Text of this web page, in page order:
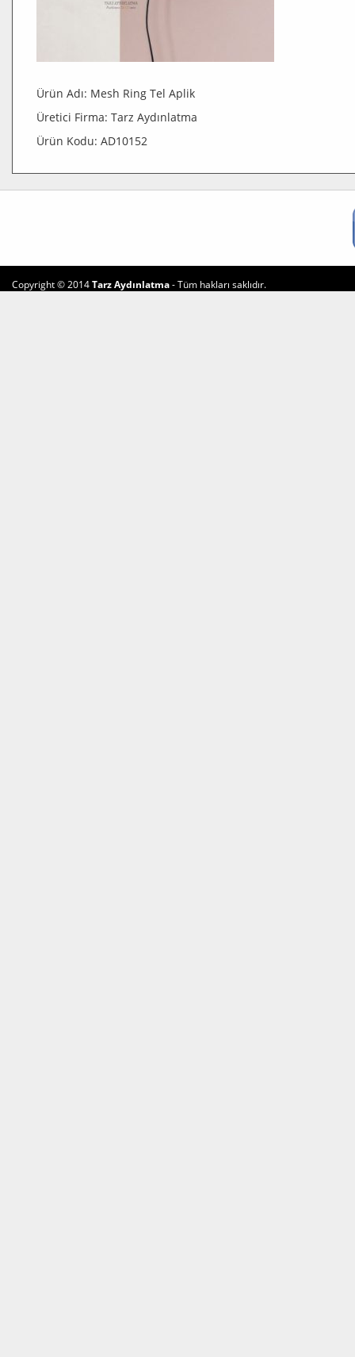
Ürün Adı: Mesh Ring Tel Aplik
Üretici Firma: Tarz Aydınlatma
Ürün Kodu: AD10152
Copyright © 2014Tarz Aydınlatma- Tüm hakları saklıdır.